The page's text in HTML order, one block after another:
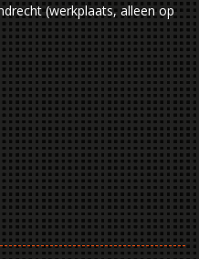
(werkplaats, alleen op